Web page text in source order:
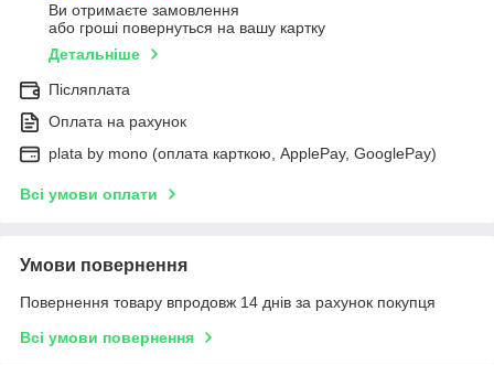
Ви отримаєте замовлення
або гроші повернуться на вашу картку
Детальніше
Післяплата
Оплата на рахунок
plata by mono (оплата карткою, ApplePay, GooglePay)
Всі умови оплати
Умови повернення
Повернення товару впродовж 14 днів за рахунок покупця
Всі умови повернення